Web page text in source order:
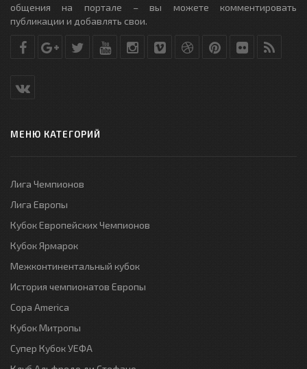
общения на портале – вы можете комментировать
публикации и добавлять свои.
МЕНЮ КАТЕГОРИЙ
Лига Чемпионов
Лига Европы
Кубок Европейских Чемпионов
Кубок Ярмарок
Межконтинентальный кубок
История чемпионатов Европы
Copa America
Кубок Митропы
Супер Кубок УЕФА